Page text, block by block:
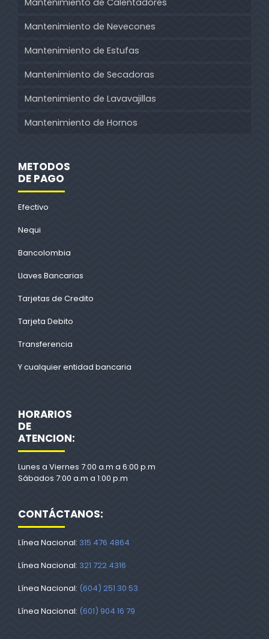
Mantenimiento de Calentadores
Mantenimiento de Nevecones
Mantenimiento de Estufas
Mantenimiento de Secadoras
Mantenimiento de Lavavajillas
Mantenimiento de Hornos
METODOS
DE PAGO
Efectivo
Nequi
Bancolombia
Llaves Bancarias
Tarjetas de Credito
Tarjeta Debito
Transferencia
Y cualquier entidad bancaria
HORARIOS
DE
ATENCION:
Lunes a Viernes 7:00 a.m a 6:00 p.m
Sábados 7:00 a.m a 1:00 p.m
CONTÁCTANOS:
Línea Nacional: 315 476 4864
Línea Nacional: 321 722 4316
Línea Nacional: (604) 251 30 53
Línea Nacional: (601) 904 16 79